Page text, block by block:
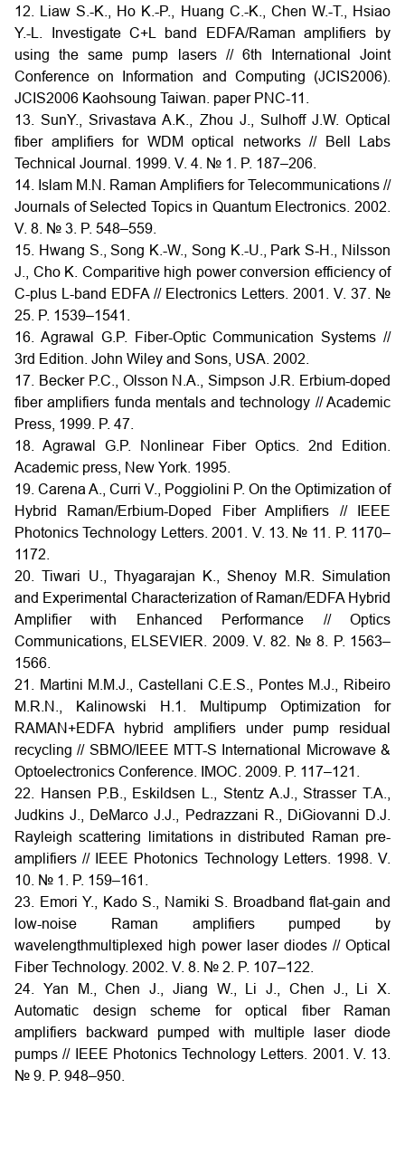
12. Liaw S.-K., Ho K.-P., Huang C.-K., Chen W.-T., Hsiao
Y.-L. Investigate C+L band EDFA/Raman amplifiers by
using the same pump lasers // 6th International Joint
Conference on Information and Computing (JCIS2006).
JCIS2006 Kaohsoung Taiwan. paper PNC-11.
13. SunY., Srivastava A.K., Zhou J., Sulhoff J.W. Optical
fiber amplifiers for WDM optical networks // Bell Labs
Technical Journal. 1999. V. 4. № 1. P. 187–206.
14. Islam M.N. Raman Amplifiers for Telecommunications //
Journals of Selected Topics in Quantum Electronics. 2002.
V. 8. № 3. P. 548–559.
15. Hwang S., Song K.-W., Song K.-U., Park S-H., Nilsson
J., Cho K. Comparitive high power conversion efficiency of
C-plus L-band EDFA // Electronics Letters. 2001. V. 37. №
25. P. 1539–1541.
16. Agrawal G.P. Fiber-Optic Communication Systems //
3rd Edition. John Wiley and Sons, USA. 2002.
17. Becker P.C., Olsson N.A., Simpson J.R. Erbium-doped
fiber amplifiers funda mentals and technology // Academic
Press, 1999. P. 47.
18. Agrawal G.P. Nonlinear Fiber Optics. 2nd Edition.
Academic press, New York. 1995.
19. Carena A., Curri V., Poggiolini P. On the Optimization of
Hybrid Raman/Erbium-Doped Fiber Amplifiers // IEEE
Photonics Technology Letters. 2001. V. 13. № 11. P. 1170–
1172.
20. Tiwari U., Thyagarajan K., Shenoy M.R. Simulation
and Experimental Characterization of Raman/EDFA Hybrid
Amplifier with Enhanced Performance // Optics
Communications, ELSEVIER. 2009. V. 82. № 8. P. 1563–
1566.
21. Martini M.M.J., Castellani C.E.S., Pontes M.J., Ribeiro
M.R.N., Kalinowski H.1. Multipump Optimization for
RAMAN+EDFA hybrid amplifiers under pump residual
recycling // SBMO/IEEE MTT-S International Microwave &
Optoelectronics Conference. IMOC. 2009. P. 117–121.
22. Hansen P.B., Eskildsen L., Stentz A.J., Strasser T.A.,
Judkins J., DeMarco J.J., Pedrazzani R., DiGiovanni D.J.
Rayleigh scattering limitations in distributed Raman pre-
amplifiers // IEEE Photonics Technology Letters. 1998. V.
10. № 1. P. 159–161.
23. Emori Y., Kado S., Namiki S. Broadband flat-gain and
low-noise Raman amplifiers pumped by
wavelengthmultiplexed high power laser diodes // Optical
Fiber Technology. 2002. V. 8. № 2. P. 107–122.
24. Yan M., Chen J., Jiang W., Li J., Chen J., Li X.
Automatic design scheme for optical fiber Raman
amplifiers backward pumped with multiple laser diode
pumps // IEEE Photonics Technology Letters. 2001. V. 13.
№ 9. P. 948–950.